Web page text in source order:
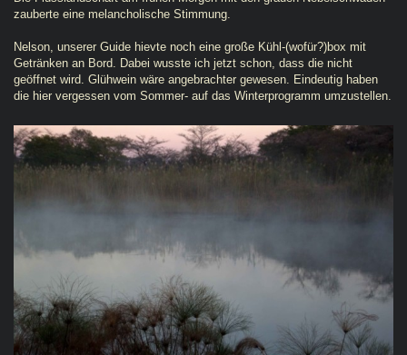
zauberte eine melancholische Stimmung.
Nelson, unserer Guide hievte noch eine große Kühl-(wofür?)box mit
Getränken an Bord. Dabei wusste ich jetzt schon, dass die nicht
geöffnet wird. Glühwein wäre angebrachter gewesen. Eindeutig haben
die hier vergessen vom Sommer- auf das Winterprogramm umzustellen.